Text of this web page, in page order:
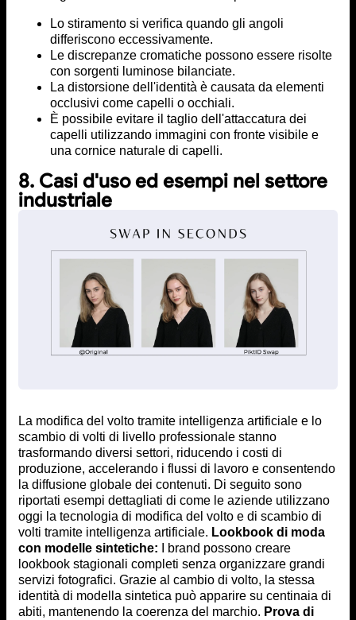
Lo stiramento si verifica quando gli angoli
differiscono eccessivamente.
Le discrepanze cromatiche possono essere risolte
con sorgenti luminose bilanciate.
La distorsione dell'identità è causata da elementi
occlusivi come capelli o occhiali.
È possibile evitare il taglio dell'attaccatura dei
capelli utilizzando immagini con fronte visibile e
una cornice naturale di capelli.
8. Casi d'uso ed esempi nel settore
industriale
La modifica del volto tramite intelligenza artificiale e lo
scambio di volti di livello professionale stanno
trasformando diversi settori, riducendo i costi di
produzione, accelerando i flussi di lavoro e consentendo
la diffusione globale dei contenuti. Di seguito sono
riportati esempi dettagliati di come le aziende utilizzano
oggi la tecnologia di modifica del volto e di scambio di
volti tramite intelligenza artificiale. Lookbook di moda
con modelle sintetiche: I brand possono creare
lookbook stagionali completi senza organizzare grandi
servizi fotografici. Grazie al cambio di volto, la stessa
identità di modella sintetica può apparire su centinaia di
abiti, mantenendo la coerenza del marchio. Prova di